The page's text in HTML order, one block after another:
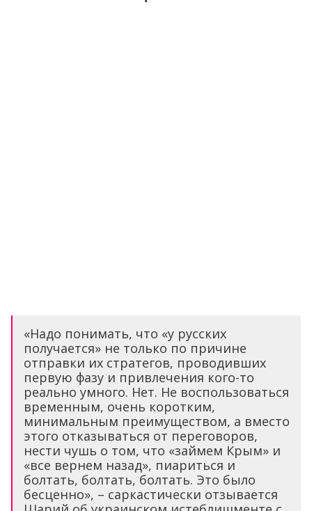
«Надо понимать, что «у русских
получается» не только по причине
отправки их стратегов, проводивших
первую фазу и привлечения кого-то
реально умного. Нет. Не воспользоваться
временным, очень коротким,
минимальным преимуществом, а вместо
этого отказываться от переговоров,
нести чушь о том, что «займем Крым» и
«все вернем назад», пиариться и
болтать, болтать, болтать. Это было
бесценно», – саркастически отзывается